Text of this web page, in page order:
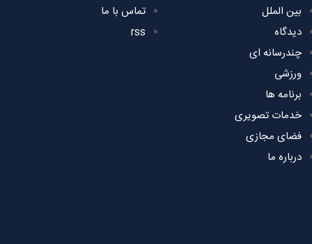
بین الملل
دیدگاه
چندرسانه ای
ورزشی
برنامه ها
خدمات تصویری
فضای مجازی
درباره ما
تماس با ما
rss